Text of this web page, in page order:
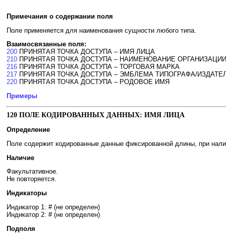
Примечания о содержании поля
Поле применяется для наименования сущности любого типа.
Взаимосвязанные поля:
200 ПРИНЯТАЯ ТОЧКА ДОСТУПА – ИМЯ ЛИЦА
210 ПРИНЯТАЯ ТОЧКА ДОСТУПА – НАИМЕНОВАНИЕ ОРГАНИЗАЦИИ
216 ПРИНЯТАЯ ТОЧКА ДОСТУПА – ТОРГОВАЯ МАРКА
217 ПРИНЯТАЯ ТОЧКА ДОСТУПА – ЭМБЛЕМА ТИПОГРАФА/
220 ПРИНЯТАЯ ТОЧКА ДОСТУПА – РОДОВОЕ ИМЯ
Примеры
120 ПОЛЕ КОДИРОВАННЫХ ДАННЫХ: ИМЯ ЛИЦА
Определение
Поле содержит кодированные данные фиксированной длины, при
Наличие
Факультативное.
Не повторяется.
Индикаторы
Индикатор 1: # (не определен)
Индикатор 2: # (не определен)
Подполя